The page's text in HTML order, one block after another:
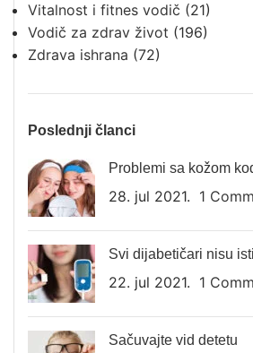
Vitalnost i fitnes vodič (21)
Vodič za zdrav život (196)
Zdrava ishrana (72)
Poslednji članci
Problemi sa kožom
28. jul 2021. 1
Svi dijabetičari nisu
22. jul 2021. 1
Sačuvajte vid detetu